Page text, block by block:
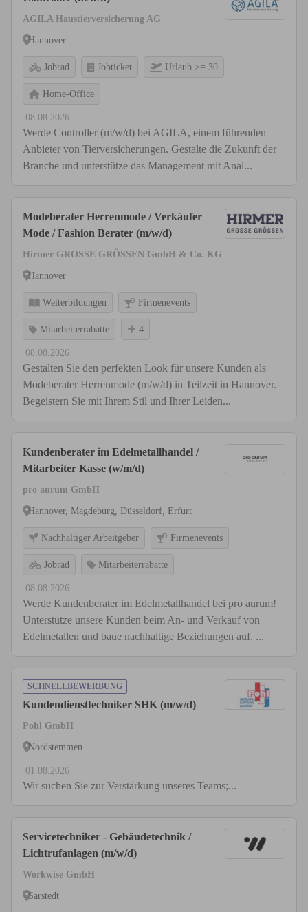
AGILA Haustierversicherung AG
Hannover
Jobrad Jobticket Urlaub >= 30
Home-Office
08.08.2026
Werde Controller (m/w/d) bei AGILA, einem führenden
Anbieter von Tierversicherungen. Gestalte die Zukunft der
Branche und unterstütze das Management mit Anal...
Modeberater Herrenmode / Verkäufer
Mode / Fashion Berater (m/w/d)
Hirmer GROSSE GRÖSSEN GmbH & Co. KG
Hannover
Weiterbildungen Firmenevents
Mitarbeiterrabatte 4
08.08.2026
Gestalten Sie den perfekten Look für unsere Kunden als
Modeberater Herrenmode (m/w/d) in Teilzeit in Hannover.
Begeistern Sie mit Ihrem Stil und Ihrer Leiden...
Kundenberater im Edelmetallhandel /
Mitarbeiter Kasse (w/m/d)
pro aurum GmbH
Hannover, Magdeburg, Düsseldorf, Erfurt
Nachhaltiger Arbeitgeber Firmenevents
Jobrad Mitarbeiterrabatte
08.08.2026
Werde Kundenberater im Edelmetallhandel bei pro aurum!
Unterstütze unsere Kunden beim An- und Verkauf von
Edelmetallen und baue nachhaltige Beziehungen auf. ...
SCHNELLBEWERBUNG
Kundendiensttechniker SHK (m/w/d)
Pohl GmbH
Nordstemmen
01.08.2026
Wir suchen Sie zur Verstärkung unseres Teams;...
Servicetechniker - Gebäudetechnik /
Lichtrufanlagen (m/w/d)
Workwise GmbH
Sarstedt